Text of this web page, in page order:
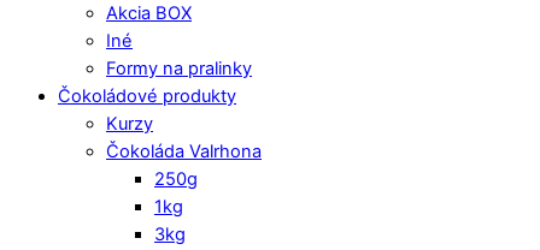
Akcia BOX
Iné
Formy na pralinky
Čokoládové produkty
Kurzy
Čokoláda Valrhona
250g
1kg
3kg